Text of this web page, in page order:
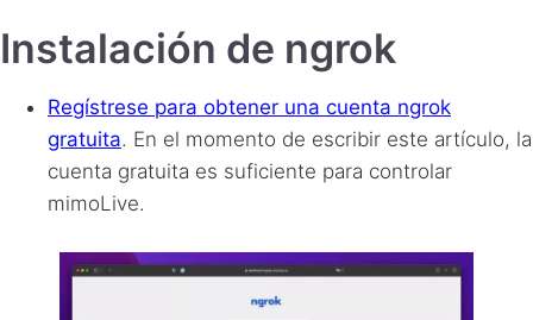
Instalación de ngrok
Regístrese para obtener una cuenta ngrok
gratuita. En el momento de escribir este artículo, la
cuenta gratuita es suficiente para controlar
mimoLive.